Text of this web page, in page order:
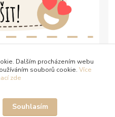
Dalším procházením webu
souborů cookie. Více
zde
Souhlasím